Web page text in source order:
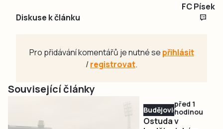
FC Písek
Diskuse k článku
Pro přidávání komentářů je nutné se přihlásit
/registrovat.
Související články
Budějovicko
před 1
hodinou
Ostuda v